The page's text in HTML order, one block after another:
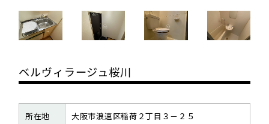
ベルヴィラージュ桜川
所在地 大阪市浪速区稲荷２丁目３－２５